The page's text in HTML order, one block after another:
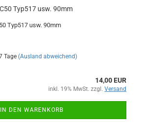
Typ517 usw. 90mm
Typ517 usw. 90mm
Tage (Ausland abweichend)
14,00 EUR
inkl. 19% MwSt. zzgl. Versand
IN DEN WARENKORB